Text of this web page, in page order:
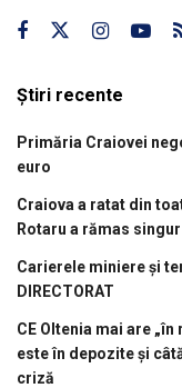
Știri recente
Primăria Craiovei
euro
Craiova a ratat din
Rotaru a rămas
Carierele miniere și
DIRECTORAT
CE Oltenia mai are
este în depozite și
criză